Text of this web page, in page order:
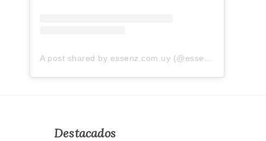
A post shared by essenz.com.uy (@essenz.com.uy)
Destacados